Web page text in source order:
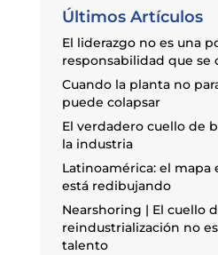
Últimos Artículos
El liderazgo no es una
responsabilidad que se
Cuando la planta no
puede colapsar
El verdadero cuello de
la industria
Latinoamérica: el mapa
está redibujando
Nearshoring | El cuello
reindustrialización no
talento